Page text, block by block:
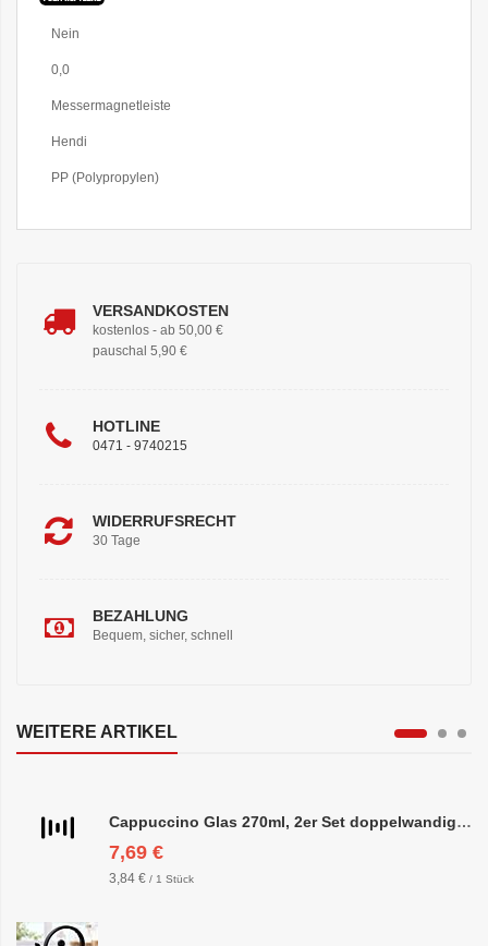
Nein
0,0
Messermagnetleiste
Hendi
PP (Polypropylen)
VERSANDKOSTEN
kostenlos - ab 50,00 €
pauschal 5,90 €
HOTLINE
0471 - 9740215
WIDERRUFSRECHT
30 Tage
BEZAHLUNG
Bequem, sicher, schnell
WEITERE ARTIKEL
Cappuccino Glas 270ml, 2er Set doppelwandig, ca. 8,5 x 10cm
7,69 €
3,84 € / 1 Stück